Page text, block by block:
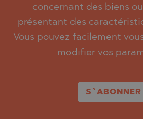
concernant des biens
présentant des
Vous pouvez facilement
modifier vos
S`ABONNER